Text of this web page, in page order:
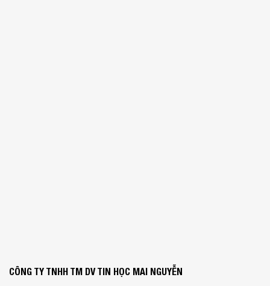
CÔNG TY TNHH TM DV TIN HỌC MAI NGUYỄN